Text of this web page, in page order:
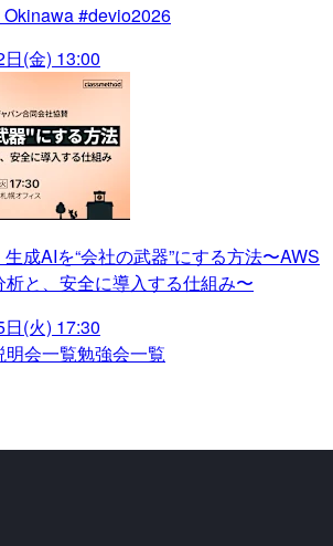
#devio2026
(金) 13:00
生成AIを“会社の武器”にする方法〜AWS
と、安全に導入する仕組み〜
(火) 17:30
明会一覧勉強会一覧